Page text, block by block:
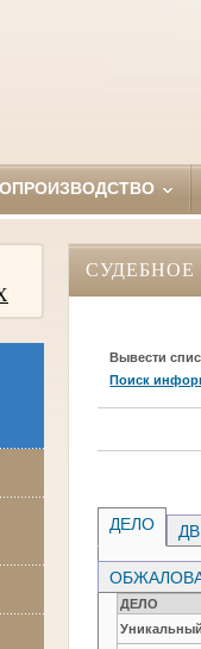
Вывести
Поиск
ДЕЛО
ДЕЛО